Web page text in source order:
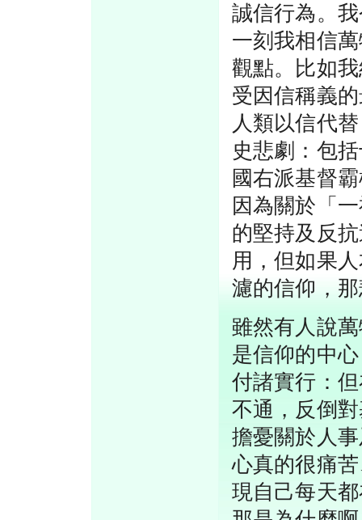
誠信行為。
一刻我相信
觀點。比如
受因信稱義
人類以信代
史悲劇：包
國右派基督
因為關於「
的堅持及反
用，但如果
濾的信仰，
雖然有人說
是信仰的中
付諸實行：
不通，反倒
擔憂關於人
心真的很痛
現自己每天